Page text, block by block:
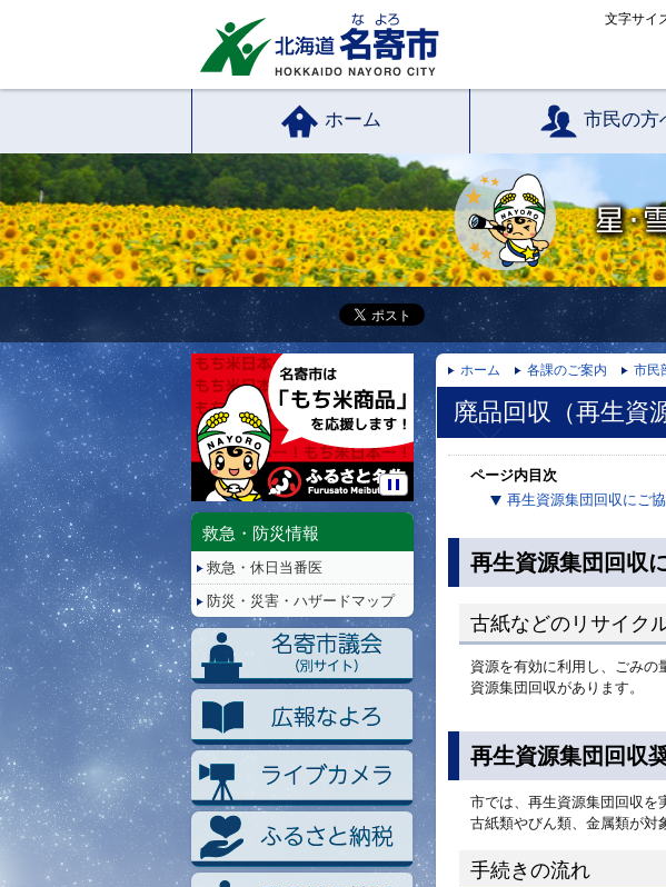
文字サイ
ホーム 市民の方
ホーム 各課のご案内 市民
廃品回収（再生資
ページ内目次
再生資源集団回収にご
再生資源集団回収
古紙などのリサイク
資源を有効に利用し、ごみの
資源集団回収があります。
再生資源集団回収
市では、再生資源集団回収を
古紙類やびん類、金属類が対
手続きの流れ
停
再
救急・防災情報
救急・休日当番医
防災・災害・ハザードマップ